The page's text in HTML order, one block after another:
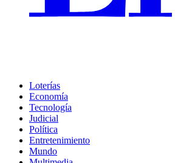
Loterías
Economía
Tecnología
Judicial
Política
Entretenimiento
Mundo